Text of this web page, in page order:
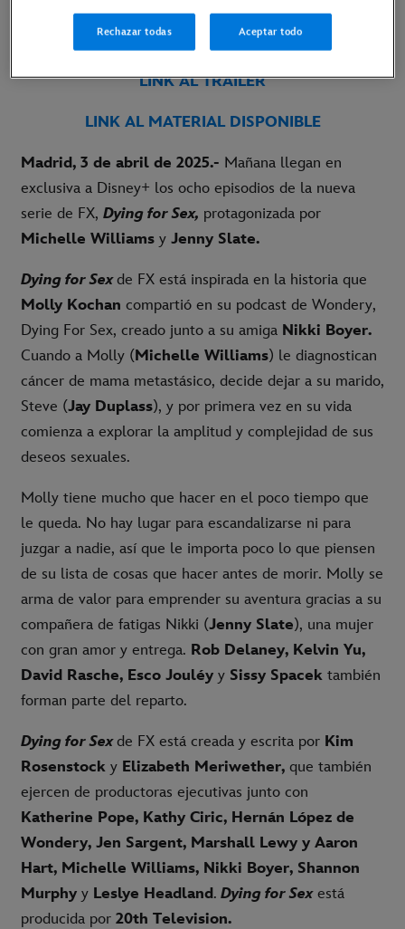
terminal que contó su historia en el podcast
Dying for Sex
LINK AL TRÁILER
LINK AL MATERIAL DISPONIBLE
Madrid, 3 de abril de 2025.- Mañana llegan en
exclusiva a Disney+ los ocho episodios de la nueva
serie de FX, Dying for Sex, protagonizada por
Michelle Williams y Jenny Slate.
Dying for Sexde FX está inspirada en la historia que
Molly Kochan compartió en su podcast de Wondery,
Dying For Sex, creado junto a su amiga Nikki Boyer.
Cuando a Molly (Michelle Williams) le diagnostican
cáncer de mama metastásico, decide dejar a su marido,
Steve (Jay Duplass), y por primera vez en su vida
comienza a explorar la amplitud y complejidad de sus
deseos sexuales.
Molly tiene mucho que hacer en el poco tiempo que
le queda. No hay lugar para escandalizarse ni para
juzgar a nadie, así que le importa poco lo que piensen
de su lista de cosas que hacer antes de morir. Molly se
arma de valor para emprender su aventura gracias a su
compañera de fatigas Nikki (Jenny Slate), una mujer
con gran amor y entrega. Rob Delaney, Kelvin Yu,
David Rasche, Esco Jouléy y Sissy Spacek también
forman parte del reparto.
Dying for Sexde FX está creada y escrita por Kim
Rosenstock y Elizabeth Meriwether, que también
ejercen de productoras ejecutivas junto con
Katherine Pope, Kathy Ciric, Hernán López de
Wondery, Jen Sargent, Marshall Lewy y Aaron
Hart, Michelle Williams, Nikki Boyer, Shannon
Murphy y Leslye Headland. Dying for Sexestá
producida por 20th Television.
Rechazar todas Aceptar todo